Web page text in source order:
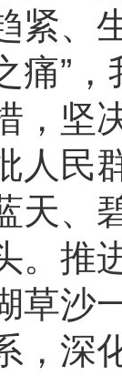
紧、
痛”
，坚
人民
天、
。推
草沙
，深